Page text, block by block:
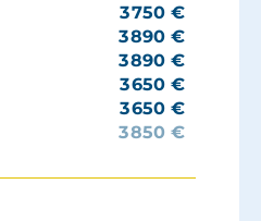
3 750 €
3 890 €
3 890 €
3 650 €
3 650 €
3 850 €
3 750€